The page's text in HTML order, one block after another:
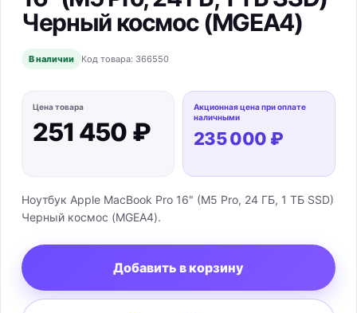
Черный космос (MGEA4)
В наличии Код товара: 366550
Цена товара
251 450 ₽
Акционная цена при оплате
наличными
235 000 ₽
Ноутбук Apple MacBook Pro 16" (M5 Pro, 24 ГБ, 1 ТБ SSD)
Черный космос (MGEA4).
Добавить в корзину